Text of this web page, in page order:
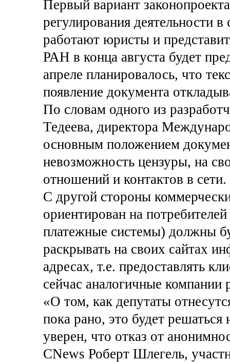
Первый вариант
регулирования деятельности
работают юристы и
РАН в конца августа будет
апреле планировалось, что
появление документа
По словам одного из
Тедеева, директора
основным положением
невозможность цензуры, на
отношений и контактов в сети.
С другой стороны
ориентирован на
платежные системы) должны
раскрывать на своих сайтах
адресах, т.е. предоставлять
сейчас аналогичные компании
«О том, как депутаты
пока рано, это будет
уверен, что отказ от
CNews Роберт Шлегель,